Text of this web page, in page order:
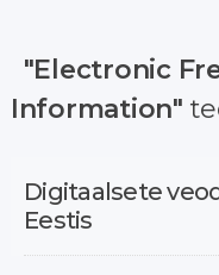
"Electronic
Information"
Digitaalsete
Eestis